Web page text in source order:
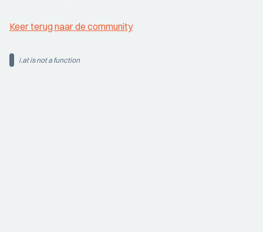
Keer terug naar de community
i.at is not a function